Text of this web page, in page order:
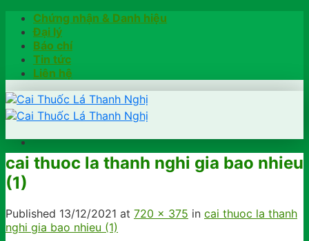
Skip
content
Chứng nhận & Danh hiệu
Đại lý
Báo chí
Tin tức
Liên hệ
Trang chủ
Kiểm tra chính hãng
Đặt hàng
cai thuoc la thanh nghi gia bao nhieu
(1)
Published 13/12/2021 at 720 × 375 in cai thuoc la thanh
nghi gia bao nhieu (1)